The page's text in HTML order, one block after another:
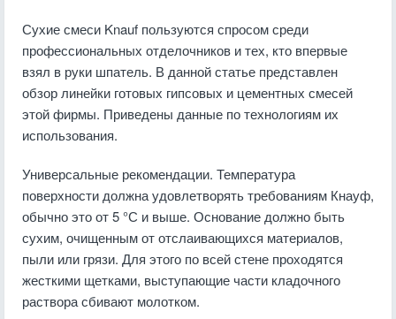
Сухие смеси Knauf пользуются спросом среди
профессиональных отделочников и тех, кто впервые
взял в руки шпатель. В данной статье представлен
обзор линейки готовых гипсовых и цементных смесей
этой фирмы. Приведены данные по технологиям их
использования.
Универсальные рекомендации. Температура
поверхности должна удовлетворять требованиям Кнауф,
обычно это от 5 °С и выше. Основание должно быть
сухим, очищенным от отслаивающихся материалов,
пыли или грязи. Для этого по всей стене проходятся
жесткими щетками, выступающие части кладочного
раствора сбивают молотком.